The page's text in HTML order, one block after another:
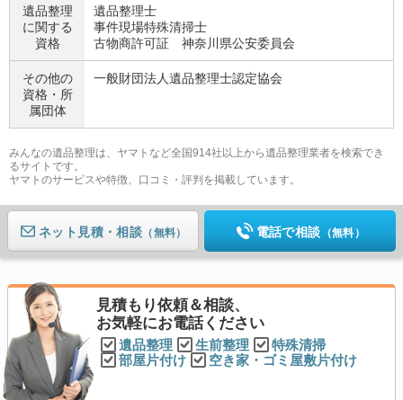
遺品整理
に関する
資格
遺品整理士
事件現場特殊清掃士
古物商許可証 神奈川県公安委員会
その他の
資格・ 所
属団体
一般財団法人遺品整理士認定協会
みんなの遺品整理は、ヤマトなど全国914社以上から遺品整理業者を検索でき
るサイトです。
ヤマトのサービスや特徴、口コミ・評判を掲載しています。
ネット見積 （無料） 電話で相談 （無料）
見積もり依頼＆相談、
お気軽にお電話ください
遺品整理 生前整理
特殊清掃
部屋片付け
空き家・ゴミ屋敷片付け